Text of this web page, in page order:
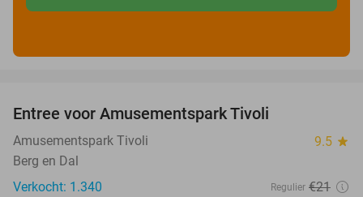
Entree voor Amusementspark Tivoli
Amusementspark Tivoli 9.5 star
Berg en Dal
Verkocht: 1.340
Regulier €21